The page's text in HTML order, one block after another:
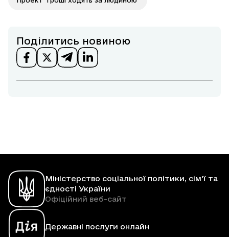
Поділитись новиною
Міністерство соціальної політики, сім'ї та
єдності України
Офіційний веб-сайт
Державні послуги онлайн